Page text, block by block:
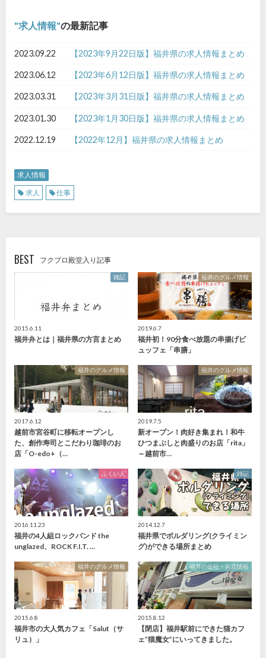
求人情報 の最新記事
2023.09.22 【2023年9月22日版】福井県の求人情報まとめ
2023.06.12 【2023年6月12日版】福井県の求人情報まとめ
2023.03.31 【2023年3月31日版】福井県の求人情報まとめ
2023.01.30 【2023年1月30日版】福井県の求人情報まとめ
2022.12.19 【2022年12月】福井県の求人情報まとめ
求人情報
求人
仕事
BEST フクブロ殿堂入り記事
雑記
2015.6.11
福井弁とは｜福井県の方言まとめ
福井のグルメ情報
2019.6.7
福井初！90分食べ放題の串揚げビ
ュッフェ「串膳」
福井のグルメ情報
2017.6.12
越前市宮谷町に移転オープンし
た、創作寿司とこだわり珈琲のお
店「O-edo+（…
福井のグルメ情報
2019.7.5
新オープン！肉好き集まれ！和牛
ひつまぶしと肉盛りのお店「rita」
～越前市…
ふくい人
2016.11.23
福井の4人組ロックバンド the
unglazed、ROCK F.I.T. …
雑記
2014.12.7
福井県でボルダリング(クライミン
グ)ができる場所まとめ
福井のグルメ情報
2015.6.8
福井市の大人気カフェ「Salut（サ
リュ）」
福井の会社・お店情報
2015.8.12
【閉店】福井駅前にできた猫カフ
ェ”猫魔女”にいってきました。